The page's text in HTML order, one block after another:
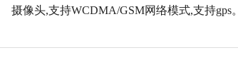
摄像头,支持WCDMA/GSM网络模式,支持gps。